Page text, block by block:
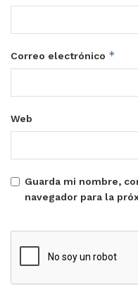
Correo electrónico *
Web
Guarda mi nombre,
navegador para la